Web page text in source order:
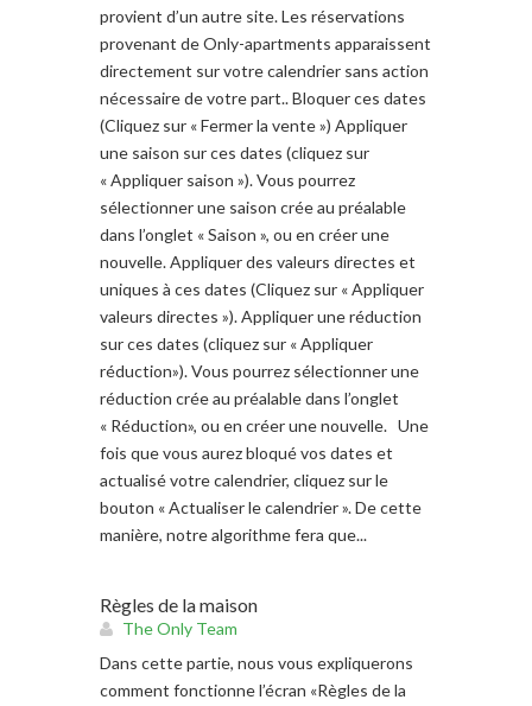
provient d’un autre site. Les réservations
provenant de Only-apartments apparaissent
directement sur votre calendrier sans action
nécessaire de votre part.. Bloquer ces dates
(Cliquez sur « Fermer la vente ») Appliquer
une saison sur ces dates (cliquez sur
« Appliquer saison »). Vous pourrez
sélectionner une saison crée au préalable
dans l’onglet « Saison », ou en créer une
nouvelle. Appliquer des valeurs directes et
uniques à ces dates (Cliquez sur « Appliquer
valeurs directes »). Appliquer une réduction
sur ces dates (cliquez sur « Appliquer
réduction»). Vous pourrez sélectionner une
réduction crée au préalable dans l’onglet
« Réduction», ou en créer une nouvelle. Une
fois que vous aurez bloqué vos dates et
actualisé votre calendrier, cliquez sur le
bouton « Actualiser le calendrier ». De cette
manière, notre algorithme fera que...
Règles de la maison
The Only Team
Dans cette partie, nous vous expliquerons
comment fonctionne l’écran «Règles de la